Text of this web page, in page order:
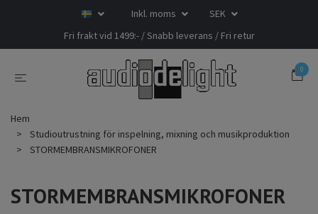
Inkl. moms
SEK
Fri frakt vid 1499:- / Snabb leverans / Fri retur
0
Hem
Studioutrustning för inspelning, mixning och musikproduktion
STORMEMBRANSMIKROFONER
STORMEMBRANSMIKROFONER